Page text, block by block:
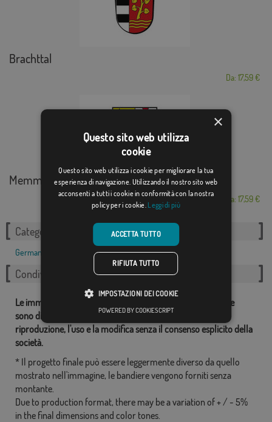
Brachttal
Da: 17,59 €
Memmingen
Da: 17,59 €
Categorie correlate:
Germania
Condividi questo flag
Le immagini e altre risorse correlate con le nostre bandiere
sono di proprietà dei Comprarebandiere.it ed è vietata la
riproduzione, l'uso e la modifica senza il consenso esplicito della
società.
* Il progetto finale può essere leggermente diverso da quello
mostrato nell'immagine, le bandiere vengono forniti senza
montante.
Due to production format, there may be a variation of + / - 5%
in the final dimensions and color tones.
×
Questo sito web utilizza
cookie
Questo sito web utilizza i cookie per migliorare la tua
esperienza di navigazione. Utilizzando il nostro sito web
acconsenti a tutti i cookie in conformità con la nostra
policy per i cookie. Leggi di più
ACCETTA TUTTO
RIFIUTA TUTTO
IMPOSTAZIONI DEI COOKIE
POWERED BY COOKIESCRIPT